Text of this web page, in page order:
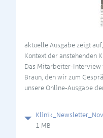
aktuelle Ausgabe zeigt
Kontext der anstehenden
Das Mitarbeiter-Interview
Braun, den wir zum
unsere Online-Ausgabe
1 MB